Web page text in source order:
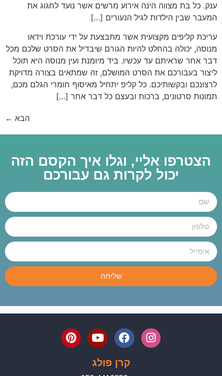
ענק. כל בת מצווה הינה אירוע מרשים אשר נועד לחגוג את
המעבר שבין הילדות לגיל הנעורים […]
עריכת קליפים מקצועית אשר מתבצעת על ידי עורכת וידאו
מנוסה, יכולה בהחלט להיות הגורם שיבדיל את הסרט שלכם מכל
דבר אחר שראיתם עד עכשיו. ביד מיומנת ועין מנוסה היא תוכל
ליצור בעבורכם את הסרט המושלם, זה שמתאים בצורה מדויקת
לרצונכם ובקשותיכם. כל קליפ יתחיל מאיסוף חומרי הגלם מכם,
תמונות סרטונים, ברכות ובעצם כל דבר אחר […]
הבא ←
הצטרפו אליי, וגלו איך הקסם הזה
יכול לקרות גם עבורכם
שליחה
קרן פולג